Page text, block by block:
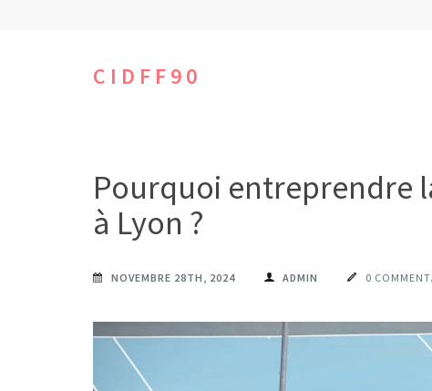
CIDFF90
Pourquoi entreprendre
à Lyon ?
NOVEMBRE 28TH, 2024 ADMIN 0